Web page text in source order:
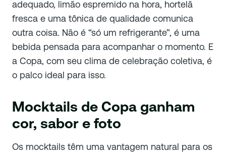
adequado, limão espremido na hora, hortelã
fresca e uma tônica de qualidade comunica
outra coisa. Não é “só um refrigerante”, é uma
bebida pensada para acompanhar o momento. E
a Copa, com seu clima de celebração coletiva, é
o palco ideal para isso.
Mocktails de Copa ganham
cor, sabor e foto
Os mocktails têm uma vantagem natural para os